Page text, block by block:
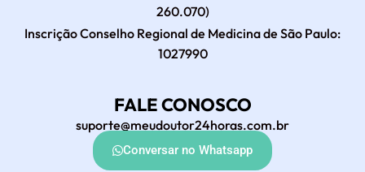
260.070)
Inscrição Conselho Regional de Medicina de São Paulo:
1027990
FALE CONOSCO
suporte@meudoutor24horas.com.br
Conversar no Whatsapp